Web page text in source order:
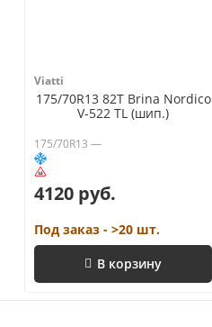
Viatti
175/70R13 82T Brina Nordico
V-522 TL (шип.)
175/70R13 —
4120 руб.
Под заказ - >20 шт.
В корзину